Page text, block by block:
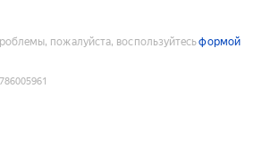
пожалуйста, воспользуйтесьформой